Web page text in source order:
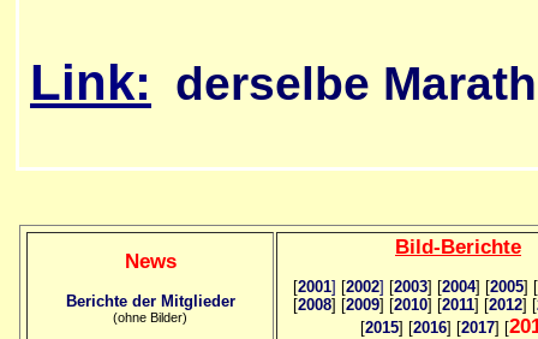
Link: derselbe
News
Berichte der Mitglieder
(ohne Bilder)
Bild-Berichte
[2001] [2002] [2003] [2004] [2005] [
[2008] [2009] [2010] [2011] [2012] [
[2015] [2016] [2017] [